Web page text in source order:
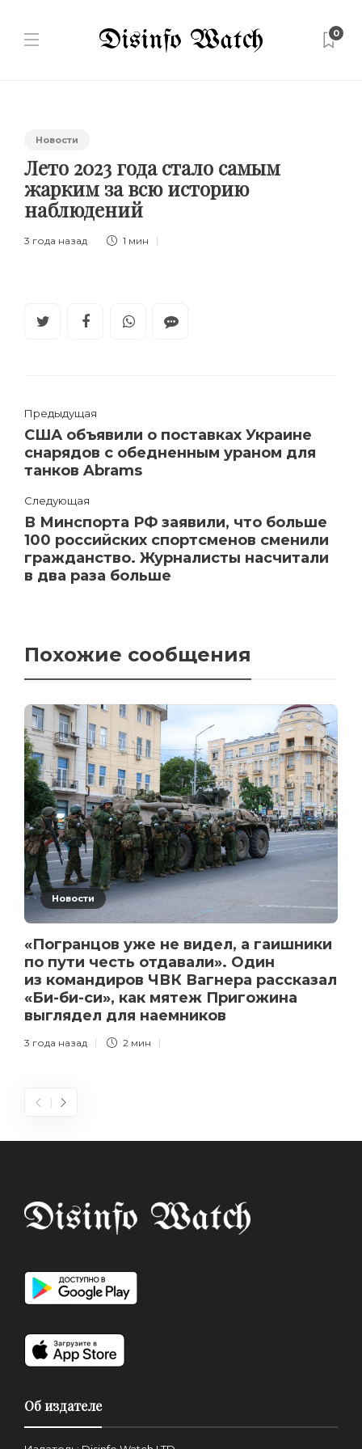
0
Новости
Лето 2023 года стало самым
жарким за всю историю
наблюдений
3 года назад 1 мин
Предыдущая
США объявили о поставках Украине
снарядов с обедненным ураном для
танков Abrams
Следующая
В Минспорта РФ заявили, что больше
100 российских спортсменов сменили
гражданство. Журналисты насчитали
в два раза больше
Похожие сообщения
Новости
«Погранцов уже не видел, а гаишники
по пути честь отдавали». Один
из командиров ЧВК Вагнера рассказал
«Би-би-си», как мятеж Пригожина
выглядел для наемников
3 года назад 2 мин
Об издателе